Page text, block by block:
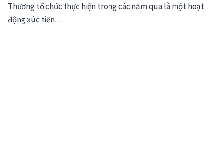
Thương tổ chức thực hiện trong các năm qua là một hoạt
động xúc tiến…